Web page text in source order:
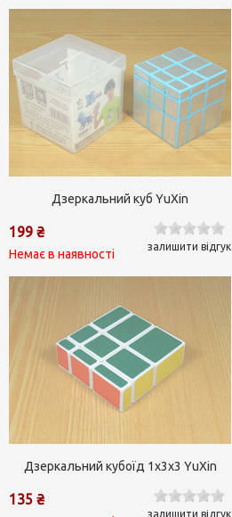
Дзеркальний куб YuXin
199 ₴
Немає в наявності
залишити відгук
Дзеркальний кубоїд 1х3х3 YuXin
135 ₴
залишити відгук